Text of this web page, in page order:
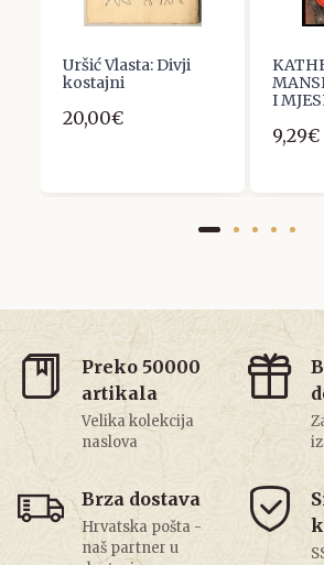
Uršić Vlasta: Divji
kostajni
20,00€
I
9,29€
Preko 50000
artikala
Velika kolekcija
naslova
Brza dostava
Hrvatska pošta -
naš partner u